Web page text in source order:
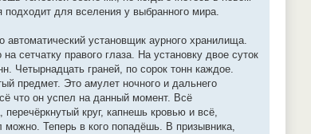
для вселения у выбранного мира.
установщик аурного хранилища.
сетчатку правого глаза. На установку двое суток
Четырнадцать граней, по сорок тонн каждое.
предмет. Это амулет ночного и дальнего
что он успел на данный момент. Всё
круг, капнешь кровью и всё,
можно. Теперь в кого попадёшь. В призывника,